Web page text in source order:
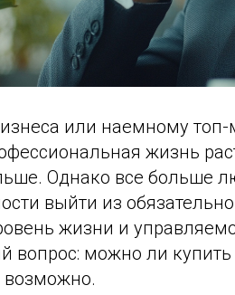
или наемному
жизнь
Однако все больше
выйти из
жизни и
вопрос: можно ли
возможно.